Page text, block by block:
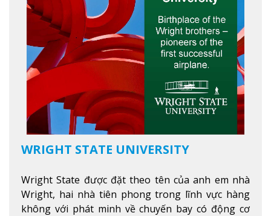
WRIGHT STATE UNIVERSITY
Wright State được đặt theo tên của anh em nhà
Wright, hai nhà tiên phong trong lĩnh vực hàng
không với phát minh về chuyến bay có động cơ